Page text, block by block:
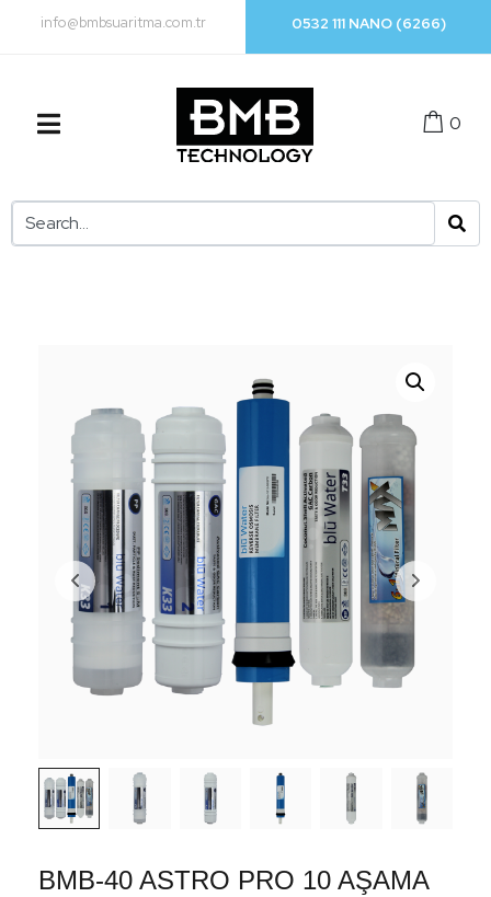
info@bmbsuaritma.com.tr 0532 111 NANO (6266)
0
BMB-40 ASTRO PRO 10 AŞAMA